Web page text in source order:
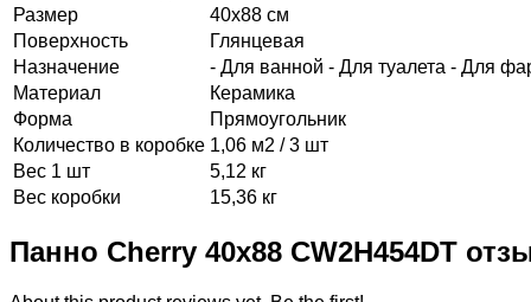
Размер
40х88 см
Поверхность
Глянцевая
Назначение
- Для ванной - Для туалета - Для
Материал
Керамика
Форма
Прямоугольник
Количество в коробке 1,06 м2 / 3 шт
Вес 1 шт
5,12 кг
Вес коробки
15,36 кг
Панно Cherry 40x88 CW2H454DT